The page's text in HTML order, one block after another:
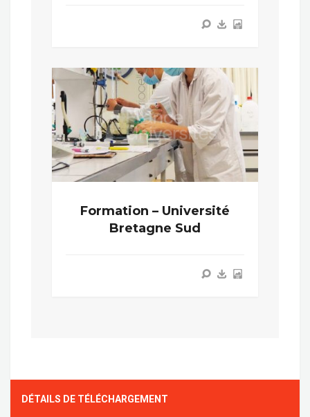
Formation – Université
Bretagne Sud
DÉTAILS DE TÉLÉCHARGEMENT